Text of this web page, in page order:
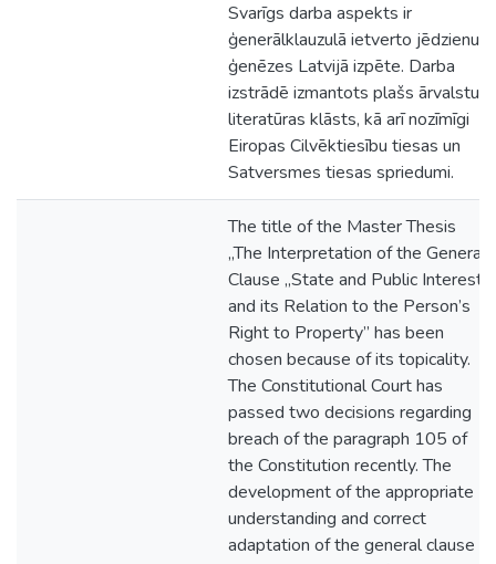
Svarīgs darba aspekts ir
ģenerālklauzulā ietverto jēdzienu
ģenēzes Latvijā izpēte. Darba
izstrādē izmantots plašs ārvalstu
literatūras klāsts, kā arī nozīmīgi
Eiropas Cilvēktiesību tiesas un
Satversmes tiesas spriedumi.
The title of the Master Thesis
„The Interpretation of the General
Clause „State and Public Interest”
and its Relation to the Person’s
Right to Property” has been
chosen because of its topicality.
The Constitutional Court has
passed two decisions regarding
breach of the paragraph 105 of
the Constitution recently. The
development of the appropriate
understanding and correct
adaptation of the general clause